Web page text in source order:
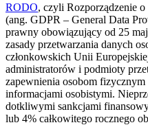
RODO, czyli Rozporządzenie
(ang. GDPR – General Data
prawny obowiązujący od 25
zasady przetwarzania danych
członkowskich Unii
administratorów i podmioty
zapewnienia osobom fizycznym
informacjami osobistymi.
dotkliwymi sankcjami
lub 4% całkowitego rocznego